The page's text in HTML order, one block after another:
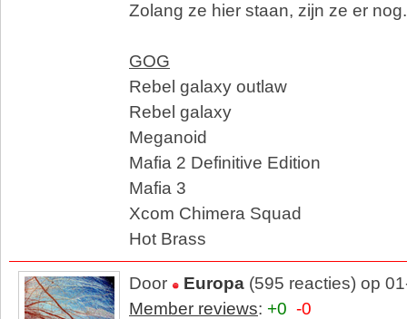
Zolang ze hier staan, zijn ze er nog.
GOG
Rebel galaxy outlaw
Rebel galaxy
Meganoid
Mafia 2 Definitive Edition
Mafia 3
Xcom Chimera Squad
Hot Brass
Door Europa (595 reacties) op
Member reviews: +0 -0